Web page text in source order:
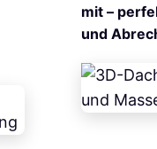
mit –
und